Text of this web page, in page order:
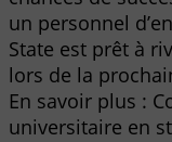
un personnel
State est prêt à
lors de la
En savoir plus :
universitaire en